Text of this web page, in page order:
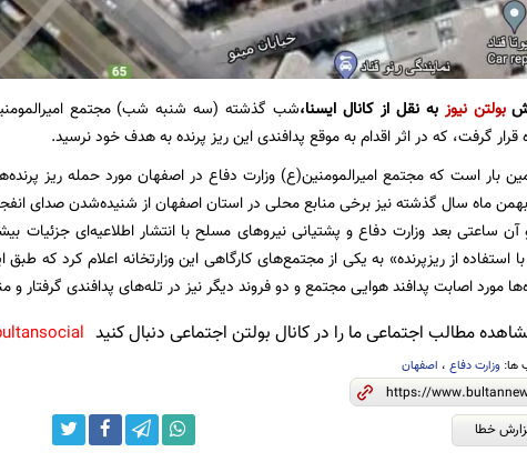
بولتن نیوز به نقل از کانال ایسنا،شب گذشته (سه شنبه شب) مجتمع
قرار گرفت، که در اثر اقدام به موقع پدافندی این ریز پرنده به هدف خود نرسید.
ماه سال گذشته نیز برخی منابع محلی در استان اصفهان از شنیده‌شدن صدای
آن ساعتی بعد وزارت دفاع و پشتیانی نیروهای مسلح با انتشار اطلاعیه‌ای جزئیات
استفاده از ریزپرنده» به یکی از مجتمع‌های کارگاهی این وزارتخانه اعلام کرد که طبق
مورد اصابت پدافند هوایی مجتمع و دو فروند دیگر نیز در تله‌های پدافندی گرفتار و
مطالب اجتماعی ما را در کانال بولتن اجتماعی دنبال کنید
ها: وزارت دفاع، اصفهان
خطا